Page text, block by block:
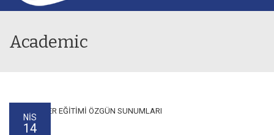
Academic
NIS
14